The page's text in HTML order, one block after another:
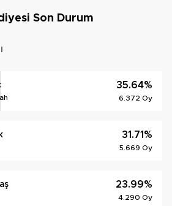
Son Durum
35.64%
6.372 Oy
31.71%
5.669 Oy
23.99%
4.290 Oy